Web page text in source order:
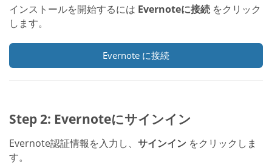
インストールを開始するには Evernoteに接続 をクリック
します。
Evernote に接続
Step 2: Evernoteにサインイン
Evernote認証情報を入力し、 サインイン をクリックしま
す。